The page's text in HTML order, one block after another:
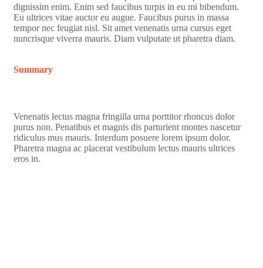
dignissim enim. Enim sed faucibus turpis in eu mi bibendum.
Eu ultrices vitae auctor eu augue. Faucibus purus in massa
tempor nec feugiat nisl. Sit amet venenatis urna cursus eget
nuncrisque viverra mauris. Diam vulputate ut pharetra diam.
Summary
Venenatis lectus magna fringilla urna porttitor rhoncus dolor
purus non. Penatibus et magnis dis parturient montes nascetur
ridiculus mus mauris. Interdum posuere lorem ipsum dolor.
Pharetra magna ac placerat vestibulum lectus mauris ultrices
eros in.